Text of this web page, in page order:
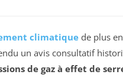
climatique de plus
un avis consultatif
de gaz à effet de